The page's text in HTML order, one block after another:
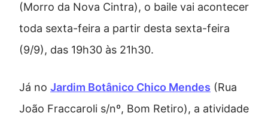
(Morro da Nova Cintra), o baile vai acontecer
toda sexta-feira a partir desta sexta-feira
(9/9), das 19h30 às 21h30.
Já no Jardim Botânico Chico Mendes (Rua
João Fraccaroli s/nº, Bom Retiro), a atividade